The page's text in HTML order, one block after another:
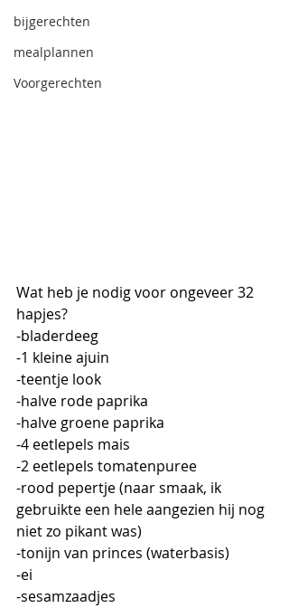
bijgerechten
mealplannen
Voorgerechten
Wat heb je nodig voor ongeveer 32
hapjes?
-bladerdeeg
-1 kleine ajuin
-teentje look
-halve rode paprika
-halve groene paprika
-4 eetlepels mais
-2 eetlepels tomatenpuree
-rood pepertje (naar smaak, ik
gebruikte een hele aangezien hij nog
niet zo pikant was)
-tonijn van princes (waterbasis)
-ei
-sesamzaadjes